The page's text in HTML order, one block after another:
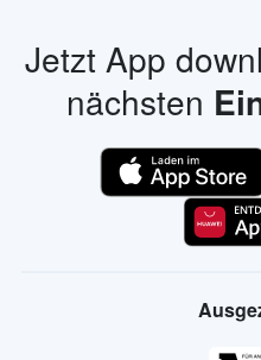
Jetzt App
nächsten